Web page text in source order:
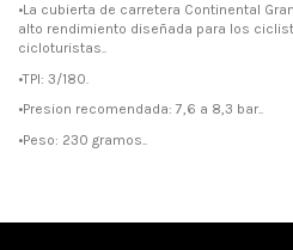
•La cubierta de carretera Continental
alto rendimiento diseñada para los
cicloturistas..
•TPI: 3/180.
•Presion recomendada: 7,6 a 8,3 bar..
•Peso: 230 gramos..